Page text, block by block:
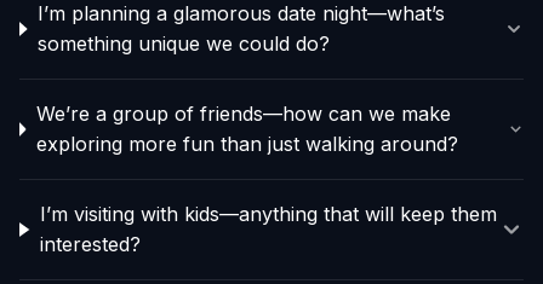
I’m planning a glamorous date night—what’s
something unique we could do?
We’re a group of friends—how can we make
exploring more fun than just walking around?
I’m visiting with kids—anything that will keep them
interested?